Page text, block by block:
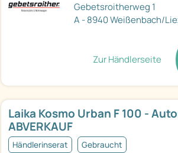
Gebetsroitherweg 1
A - 8940 Weißenbach/
Zur Händlerseite
Laika Kosmo Urban F 100 -
ABVERKAUF
Händlerinserat Gebraucht